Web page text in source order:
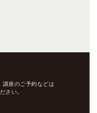
講座のご予約などは
さい。